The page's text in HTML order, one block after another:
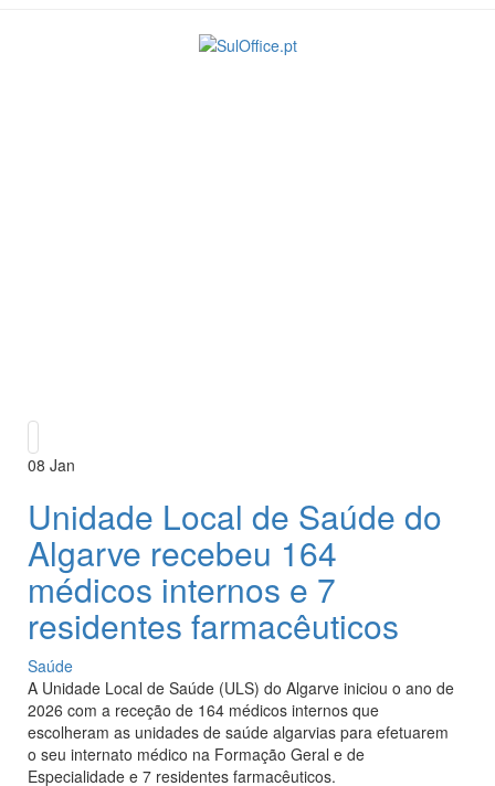
08 Jan
Unidade Local de Saúde do
Algarve recebeu 164
médicos internos e 7
residentes farmacêuticos
Saúde
A Unidade Local de Saúde (ULS) do Algarve iniciou o ano de
2026 com a receção de 164 médicos internos que
escolheram as unidades de saúde algarvias para efetuarem
o seu internato médico na Formação Geral e de
Especialidade e 7 residentes farmacêuticos.